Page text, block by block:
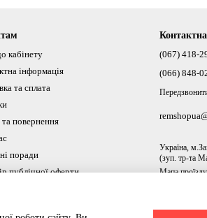
кабінету
інформація
та сплата
повернення
поради
публічної оферти
(067) 418-
(066) 848-
Україна,
(зуп. тр-та
Мапа проїзду